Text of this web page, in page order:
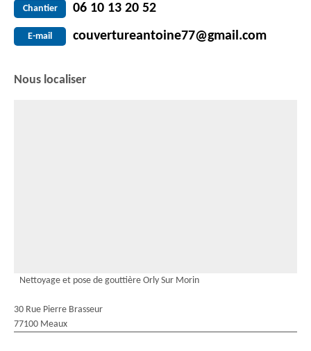
Chantier 06 10 13 20 52
E-mail couvertureantoine77@gmail.com
Nous localiser
Nettoyage et pose de gouttière Orly Sur Morin
30 Rue Pierre Brasseur
77100 Meaux